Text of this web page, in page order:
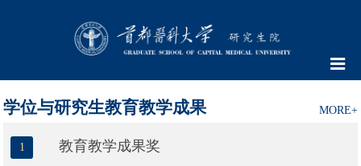
MORE+
学位与研究生教育教学成果
1 教育教学成果奖